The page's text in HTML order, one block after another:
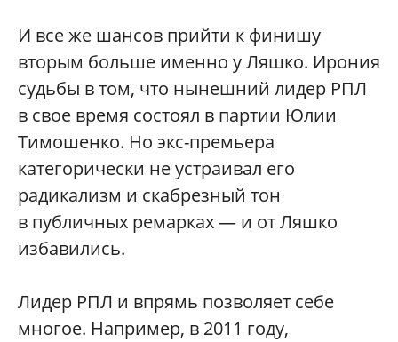
И все же шансов прийти к финишу
вторым больше именно у Ляшко. Ирония
судьбы в том, что нынешний лидер РПЛ
в свое время состоял в партии Юлии
Тимошенко. Но экс-премьера
категорически не устраивал его
радикализм и скабрезный тон
в публичных ремарках — и от Ляшко
избавились.
Лидер РПЛ и впрямь позволяет себе
многое. Например, в 2011 году,